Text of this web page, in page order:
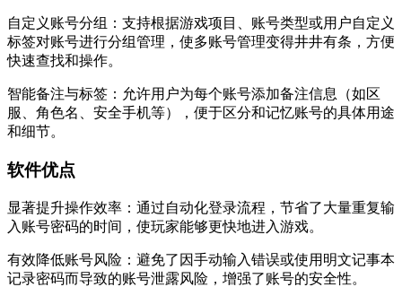
自定义账号分组：支持根据游戏项目、账号类型或用户自定义
标签对账号进行分组管理，使多账号管理变得井井有条，方便
快速查找和操作。
智能备注与标签：允许用户为每个账号添加备注信息（如区
服、角色名、安全手机等），便于区分和记忆账号的具体用途
和细节。
软件优点
显著提升操作效率：通过自动化登录流程，节省了大量重复输
入账号密码的时间，使玩家能够更快地进入游戏。
有效降低账号风险：避免了因手动输入错误或使用明文记事本
记录密码而导致的账号泄露风险，增强了账号的安全性。